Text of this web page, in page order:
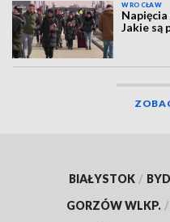
WROCŁAW
Jakie są
BIAŁYSTOK /
GORZÓW WLKP. /